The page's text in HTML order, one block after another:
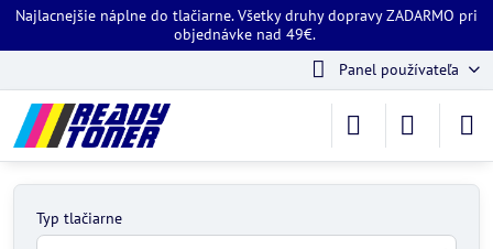
Najlacnejšie náplne do tlačiarne. Všetky druhy dopravy ZADARMO pri
objednávke nad 49€.
Panel používateľa
Typ tlačiarne